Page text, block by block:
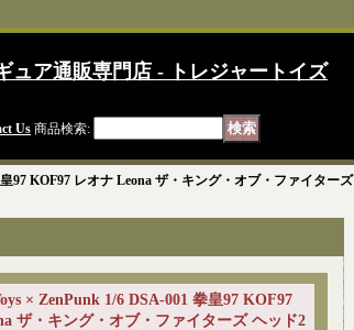
ュア通販専門店 - トレジャートイズ
Us 商品検索:
97 KOF97 レオナ Leona ザ・キング・オブ・ファイターズ
× ZenPunk 1/6 DSA-001 拳皇97 KOF97
ザ・キング・オブ・ファイターズ ヘッド2